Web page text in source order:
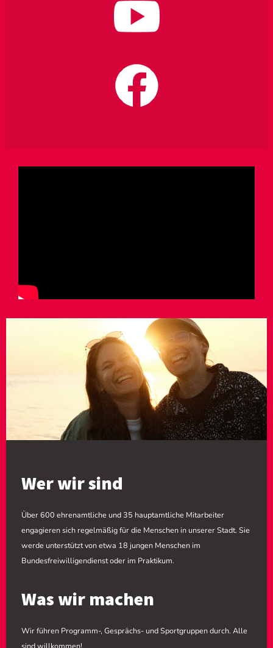
Wer wir sind
Über 600 ehrenamtliche und 35 hauptamtliche Mitarbeiter
engagieren sich regelmäßig für die Menschen in unserer Stadt. Sie
werde unterstützt von etwa 18 jungen Menschen im
Bundesfreiwilligendienst oder im Praktikum.
Was wir machen
Wir führen Programm-, Gesprächs- und Sportgruppen durch. Alle
sind willkommen!